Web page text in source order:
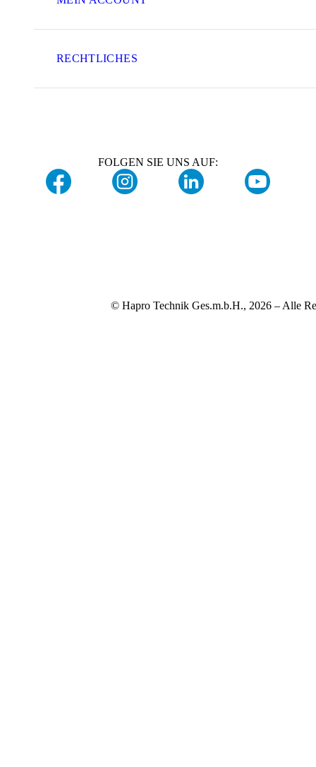
RECHTLICHES
FOLGEN SIE UNS AUF:
© Hapro Technik Ges.m.b.H., 2026 – Alle